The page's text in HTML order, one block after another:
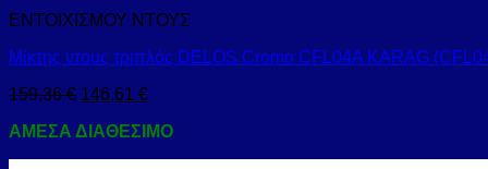
ΕΝΤΟΙΧΙΣΜΟΥ ΝΤΟΥΣ
Μίκτης ντους τριπλός DELOS Cromo CFL04A KARAG
159,36€ 146,61 €
ΑΜΕΣΑ ΔΙΑΘΕΣΙΜΟ